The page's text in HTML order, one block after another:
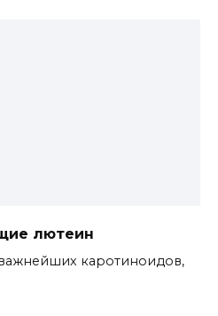
лютеин
каротиноидов,